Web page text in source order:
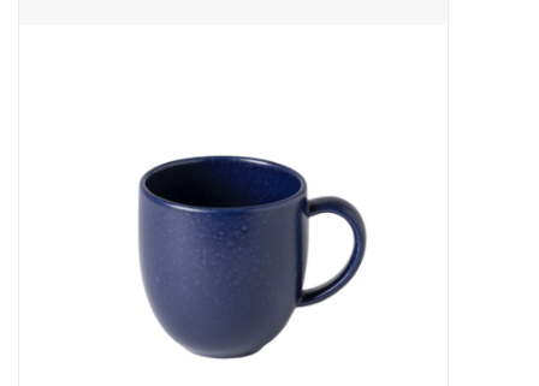
Over Simon's Tafel